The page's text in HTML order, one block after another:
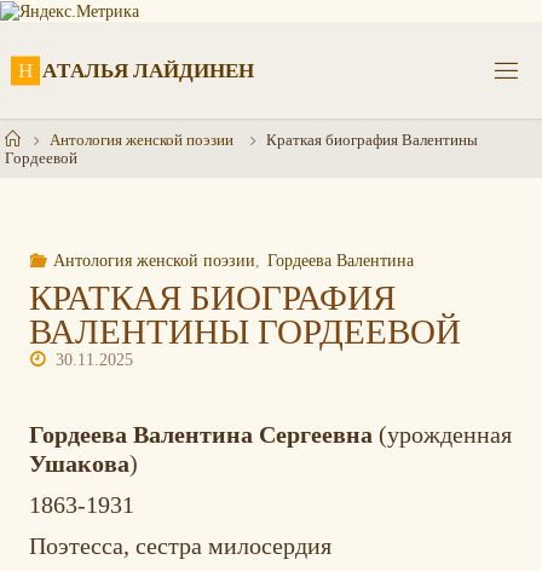
Перейти
Н АТАЛЬЯ ЛАЙДИНЕН
ГлавнаяАнтология женской поэзии
Краткая биография Валентины
Гордеевой
Антология женской поэзии Гордеева Валентина
КРАТКАЯ БИОГРАФИЯ
ВАЛЕНТИНЫ ГОРДЕЕВОЙ
30.11.2025
Гордеева Валентина Сергеевна (урожденная
Ушакова)
1863-1931
Поэтесса, сестра милосердия